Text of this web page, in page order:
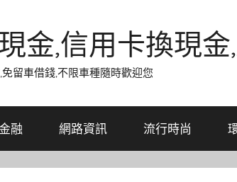
金,信用卡換現
留車借錢,不限車種隨時歡迎您
融 網路資訊 流行時尚